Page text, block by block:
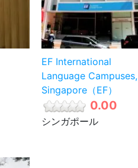
EF International
Language Campuses,
Singapore（EF）
0.00
シンガポール